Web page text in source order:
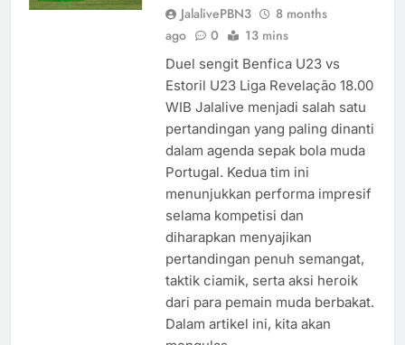
JalalivePBN3
8 months
ago
0 13 mins
Duel sengit Benfica U23 vs
Estoril U23 Liga Revelação 18.00
WIB Jalalive menjadi salah satu
pertandingan yang paling dinanti
dalam agenda sepak bola muda
Portugal. Kedua tim ini
menunjukkan performa impresif
selama kompetisi dan
diharapkan menyajikan
pertandingan penuh semangat,
taktik ciamik, serta aksi heroik
dari para pemain muda berbakat.
Dalam artikel ini, kita akan